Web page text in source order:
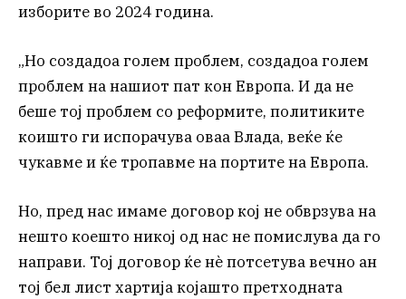
изборите во 2024 година.
„Но создадоа голем проблем, создадоа голем
проблем на нашиот пат кон Европа. И да не
беше тој проблем со реформите, политиките
коишто ги испорачува оваа Влада, веќе ќе
чукавме и ќе тропавме на портите на Европа.
Но, пред нас имаме договор кој не обврзува на
нешто коешто никој од нас не помислува да го
направи. Тој договор ќе нè потсетува вечно ан
тој бел лист хартија којашто претходната